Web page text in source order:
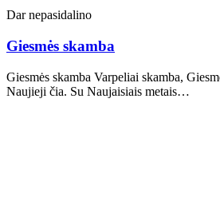
Dar nepasidalino
Giesmės skamba
Giesmės skamba Varpeliai skamba,
Naujieji čia. Su Naujaisiais metais…